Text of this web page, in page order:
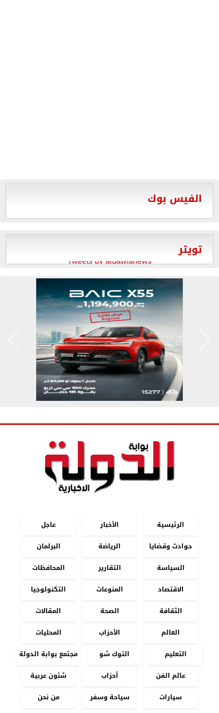
الفيس بوك
تويتر
Tweets by aldawlanews
الرئيسية الأخبار
عاجل
حوادث وقضايا
الرياضة
البرلمان
السياسة
التقارير
المحافظات
الاقتصاد
المنوعات
التكنولوجيا
الثقافة
الصحة
المقالات
العالم
الأحزاب
المحليات
التعليم
التوك شو
مجتمع بوابة الدولة
عالم الفن
أحزاب
شئون عربية
سيارات
سياحة وسفر
من نحن